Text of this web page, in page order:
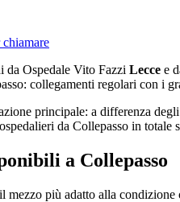
da Ospedale Vito Fazzi Lecce e
collegamenti regolari con i
principale: a differenza
da Collepasso in totale
a Collepasso
mezzo più adatto alla